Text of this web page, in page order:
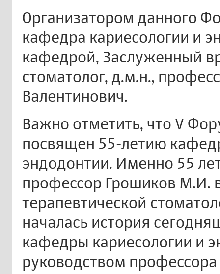
Организатором данного
кафедра кариесологии и
кафедрой, Заслуженный
стоматолог, д.м.н.,
Валентинович.
Важно отметить, что V
посвящен 55-летию
эндодонтии. Именно 55
профессор Грошиков М.И.
терапевтической
началась история
кафедры кариесологии и
руководством